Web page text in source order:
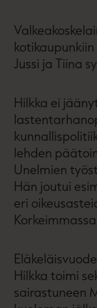
Jussi ja Tiina
Hilkka ei
lehden
Unelmien
Hän joutui
eri
Hilkka toimi
sairastuneen